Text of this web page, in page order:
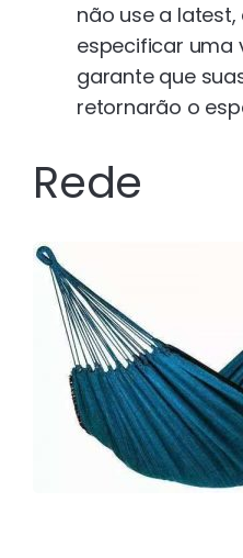
não use a
especificar uma
garante que
retornarão o
Rede